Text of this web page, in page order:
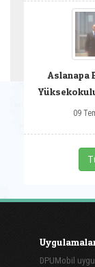
Aslanapa
09
DPUMobil